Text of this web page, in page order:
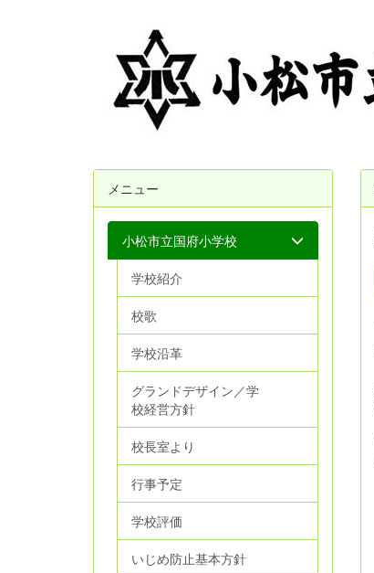
メニュー
小松市立国府小学校
学校紹介
校歌
学校沿革
グランドデザイン／学
校経営方針
校長室より
行事予定
学校評価
いじめ防止基本方針